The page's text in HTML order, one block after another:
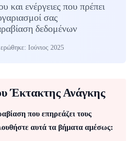
και ενέργειες που πρέπει
σας
δεδομένων
Ιούνιος 2025
Έκτακτης Ανάγκης
που επηρεάζει τους
αυτά τα βήματα αμέσως: